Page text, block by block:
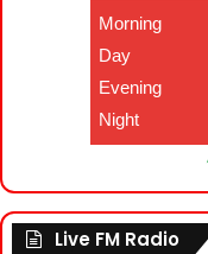
Morning
Day
Evening
Night
Live FM Radio